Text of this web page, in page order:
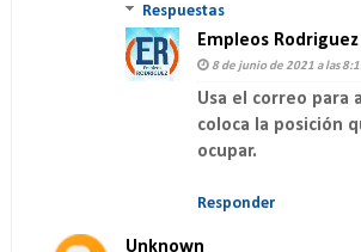
Respuestas
Empleos Rodriguez
8 de junio de 2021 a las
Usa el correo para
coloca la posición
ocupar.
Responder
Unknown